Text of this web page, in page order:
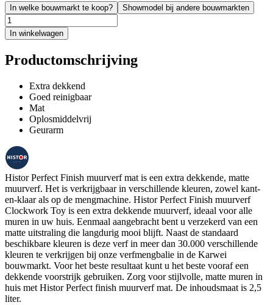
In welke bouwmarkt te koop? Showmodel bij andere bouwmarkten
In winkelwagen
Productomschrijving
Extra dekkend
Goed reinigbaar
Mat
Oplosmiddelvrij
Geurarm
Histor Perfect Finish muurverf mat is een extra dekkende, matte
muurverf. Het is verkrijgbaar in verschillende kleuren, zowel kant-
en-klaar als op de mengmachine. Histor Perfect Finish muurverf
Clockwork Toy is een extra dekkende muurverf, ideaal voor alle
muren in uw huis. Eenmaal aangebracht bent u verzekerd van een
matte uitstraling die langdurig mooi blijft. Naast de standaard
beschikbare kleuren is deze verf in meer dan 30.000 verschillende
kleuren te verkrijgen bij onze verfmengbalie in de Karwei
bouwmarkt. Voor het beste resultaat kunt u het beste vooraf een
dekkende voorstrijk gebruiken. Zorg voor stijlvolle, matte muren in
huis met Histor Perfect finish muurverf mat. De inhoudsmaat is 2,5
liter.